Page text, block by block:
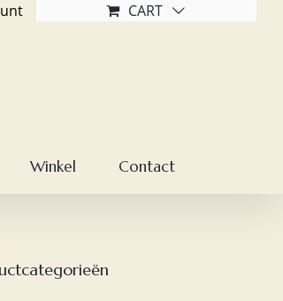
CART
Winkel Contact